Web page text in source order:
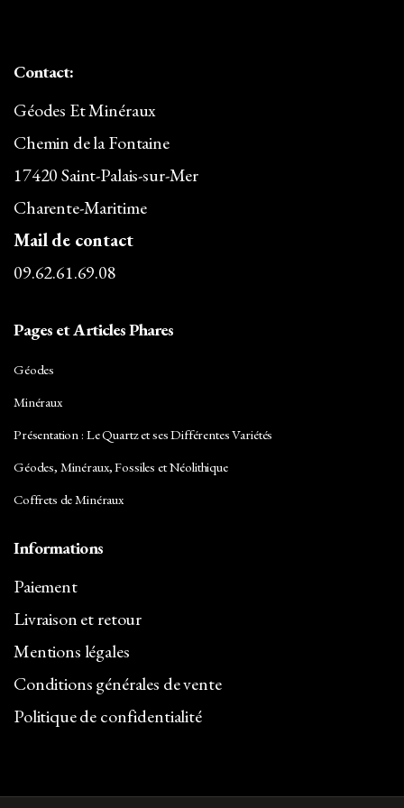
Contact:
Géodes Et Minéraux
Chemin de la Fontaine
17420 Saint-Palais-sur-Mer
Charente-Maritime
Mail de contact
09.62.61.69.08
Pages et Articles Phares
Géodes
Minéraux
Présentation : Le Quartz et ses Différentes Variétés
Géodes, Minéraux, Fossiles et Néolithique
Coffrets de Minéraux
Informations
Paiement
Livraison et retour
Mentions légales
Conditions générales de vente
Politique de confidentialité